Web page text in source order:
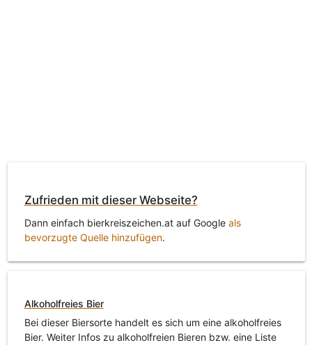
Zufrieden mit dieser Webseite?
Dann einfach bierkreiszeichen.at auf Google als
bevorzugte Quelle hinzufügen.
Alkoholfreies Bier
Bei dieser Biersorte handelt es sich um eine alkoholfreies
Bier. Weiter Infos zu alkoholfreien Bieren bzw. eine Liste